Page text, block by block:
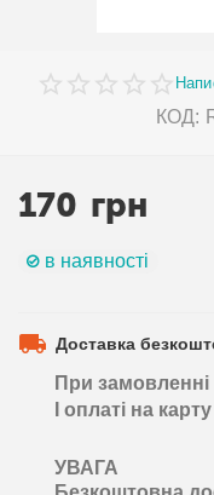
КОД:
170 грн
в наявності
Доставка
При замовленні
І оплаті на карту
УВАГА